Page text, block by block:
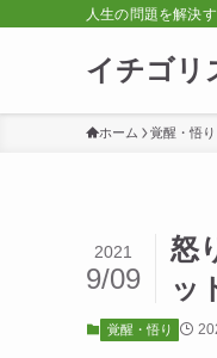
人生の問題を解決
イチゴリ
ホーム 覚醒・悟り
怒
ッ
2021
9/09
覚醒・悟り